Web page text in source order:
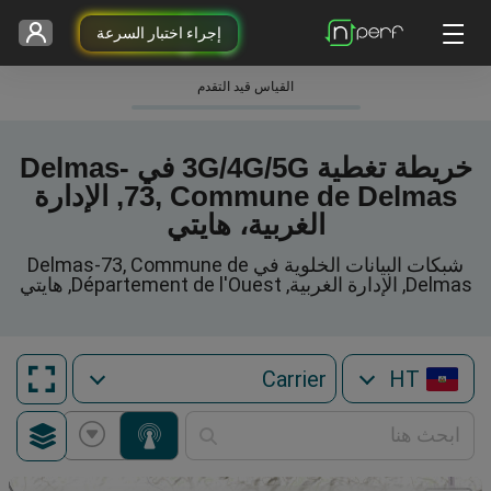
إجراء اختبار السرعة
القياس قيد التقدم
خريطة تغطية 3G/4G/5G في Delmas-
73, Commune de Delmas, الإدارة
الغربية، هايتي
شبكات البيانات الخلوية في Delmas-73, Commune de
Delmas, الإدارة الغربية, Département de l'Ouest, هايتي
HT